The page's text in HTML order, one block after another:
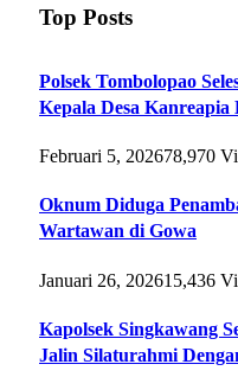
Top Posts
Polsek Tombolopao
Kepala Desa Kanreapia
Februari 5, 202678,970
Oknum Diduga
Wartawan di Gowa
Januari 26, 202615,436
Kapolsek Singkawang
Jalin Silaturahmi